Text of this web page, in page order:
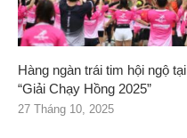
Hàng ngàn trái tim hội ngộ tại
“Giải Chạy Hồng 2025”
27 Tháng 10, 2025